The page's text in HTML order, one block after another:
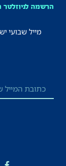
הרשמה
מייל שבועי